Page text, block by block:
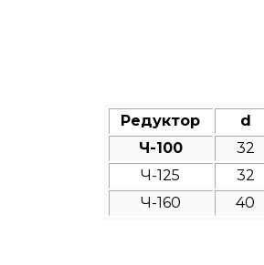
Редуктор d
Ч-100
32
Ч-125
32
Ч-160
40